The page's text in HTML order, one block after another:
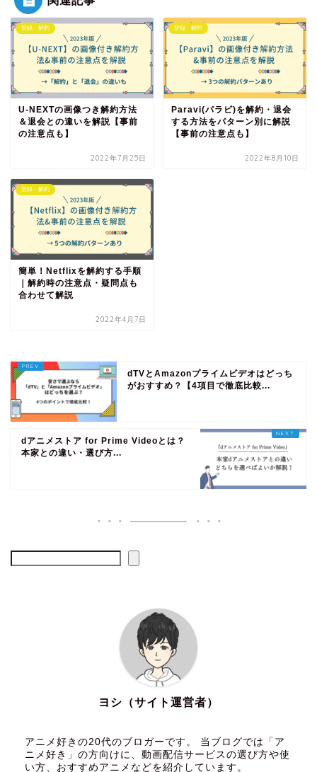
登録・解約
U-NEXTの画像つき解約方法
＆退会との違いを解説【事前
の注意点も】
2022年7月25日
登録・解約
Paravi(パラビ)を解約・退会
する方法をパターン別に解説
【事前の注意点も】
2022年8月10日
登録・解約
簡単！Netflixを解約する手順
｜解約時の注意点・疑問点も
合わせて解説
2022年4月7日
dTVとAmazonプライムビデオはどっち
がおすすめ？【4項目で徹底比較...
dアニメストア for Prime Videoとは？
本家との違い・選び方...
ヨシ（サイト運営者）
アニメ好きの20代のブロガーです。 当ブログでは「ア
ニメ好き」の方向けに、動画配信サービスの選び方や使
い方、おすすめアニメなどを紹介しています。